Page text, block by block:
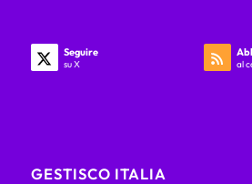
Seguire
su X al
GESTISCO ITALIA